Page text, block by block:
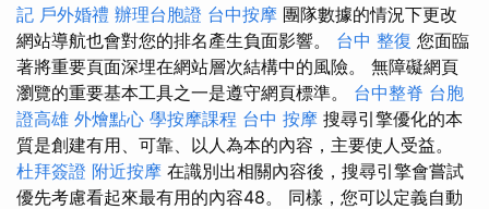
記 戶外婚禮 辦理台胞證 台中按摩 團隊數據的情況下更改
網站導航也會對您的排名產生負面影響。 台中 整復 您面臨
著將重要頁面深埋在網站層次結構中的風險。 無障礙網頁
瀏覽的重要基本工具之一是遵守網頁標準。 台中整脊 台胞
證高雄 外燴點心 學按摩課程 台中 按摩 搜尋引擎優化的本
質是創建有用、可靠、以人為本的內容，主要使人受益。
杜拜簽證 附近按摩 在識別出相關內容後，搜尋引擎會嘗試
優先考慮看起來最有用的內容48。 同樣，您可以定義自動